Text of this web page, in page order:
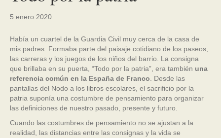
5 enero 2020
Había un cuartel de la Guardia Civil muy cerca de la casa de
mis padres. Formaba parte del paisaje cotidiano de los paseos,
las carreras y los juegos de los niños del barrio. La consigna
que brillaba en su puerta, “Todo por la patria”, era también una
referencia común en la España de Franco . Desde las
pantallas del Nodo a los libros escolares, el sacrificio por la
patria suponía una costumbre de pensamiento para organizar
las definiciones de nuestro pasado, presente y futuro.
Cuando las costumbres de pensamiento no se ajustan a la
realidad, las distancias entre las consignas y la vida se